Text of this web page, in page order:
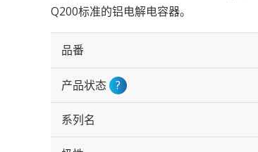
Q200标准的铝电解电容器。
品番
产品状态 ?
系列名